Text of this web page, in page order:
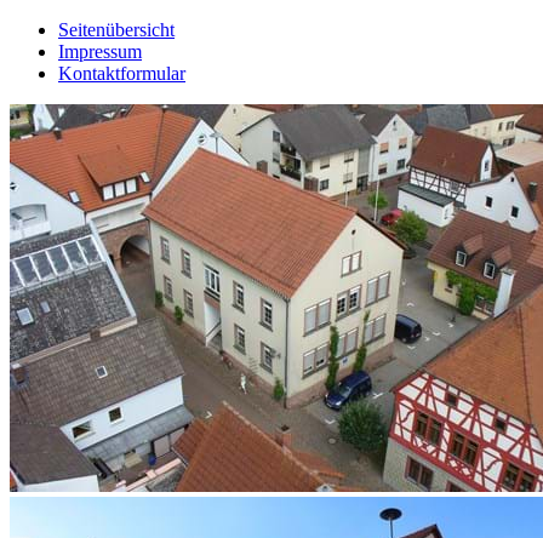
Seitenübersicht
Impressum
Kontaktformular